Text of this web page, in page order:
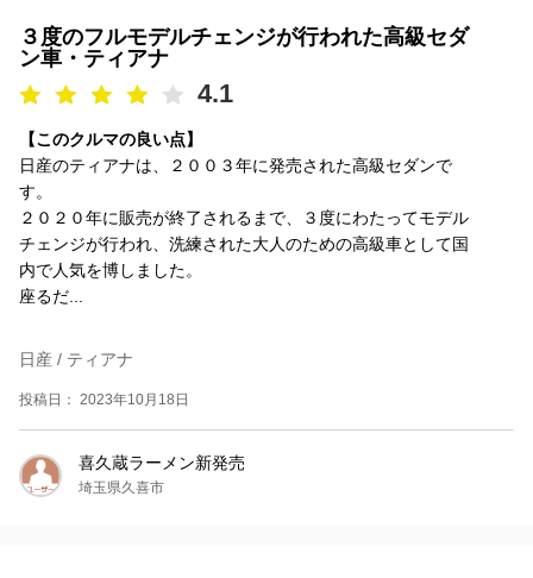
３度のフルモデルチェンジが行われた高級セダ
ン車・ティアナ
4.1
【このクルマの良い点】
日産のティアナは、２００３年に発売された高級セダンで
す。
２０２０年に販売が終了されるまで、３度にわたってモデル
チェンジが行われ、洗練された大人のための高級車として国
内で人気を博しました。
座るだ...
日産 / ティアナ
投稿日： 2023年10月18日
喜久蔵ラーメン新発売
埼玉県久喜市